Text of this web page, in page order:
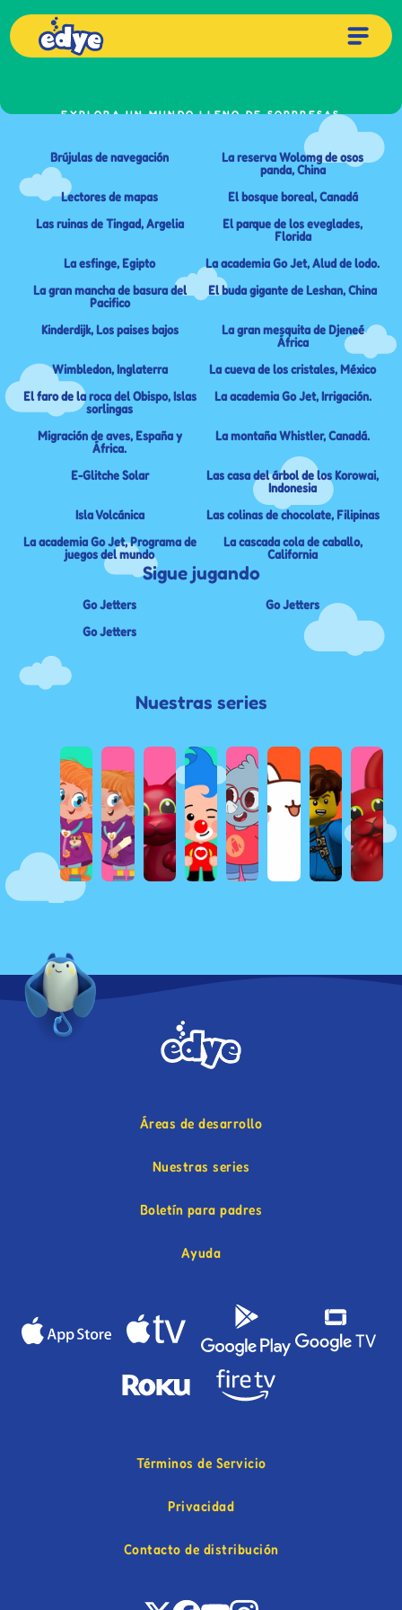
EXPLORA UN MUNDO LLENO DE SORPRESAS
Brújulas de navegación
La reserva Wolomg de osos
panda, China
Lectores de mapas
El bosque boreal, Canadá
Las ruinas de Tingad, Argelia
El parque de los eveglades,
Florida
La esfinge, Egipto
La academia Go Jet, Alud de lodo.
La gran mancha de basura del
Pacifico
El buda gigante de Leshan, China
Kinderdijk, Los paises bajos
La gran mesquita de Djeneé
África
Wimbledon, Inglaterra
La cueva de los cristales, México
El faro de la roca del Obispo, Islas
sorlingas
La academia Go Jet, Irrigación.
Migración de aves, España y
África.
La montaña Whistler, Canadá.
E-Glitche Solar
Las casa del árbol de los Korowai,
Indonesia
Isla Volcánica
Las colinas de chocolate, Filipinas
La academia Go Jet, Programa de
juegos del mundo
La cascada cola de caballo,
California
Sigue jugando
Go Jetters
Go Jetters
Go Jetters
Nuestras series
Áreas de desarrollo
Nuestras series
Boletín para padres
Ayuda
Términos de Servicio
Privacidad
Contacto de distribución